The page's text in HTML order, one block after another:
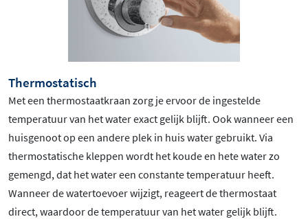
Thermostatisch
Met een thermostaatkraan zorg je ervoor de ingestelde
temperatuur van het water exact gelijk blijft. Ook wanneer een
huisgenoot op een andere plek in huis water gebruikt. Via
thermostatische kleppen wordt het koude en hete water zo
gemengd, dat het water een constante temperatuur heeft.
Wanneer de watertoevoer wijzigt, reageert de thermostaat
direct, waardoor de temperatuur van het water gelijk blijft.